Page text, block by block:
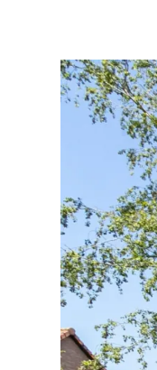
Blog
Archibien